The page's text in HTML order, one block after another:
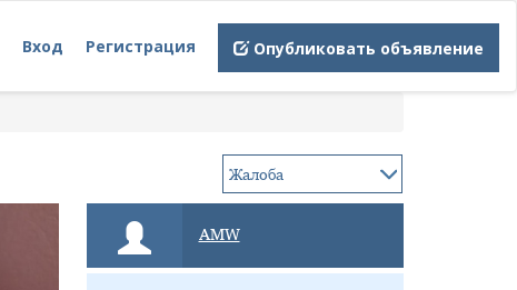
Вход Регистрация Опубликовать объявление
AMW